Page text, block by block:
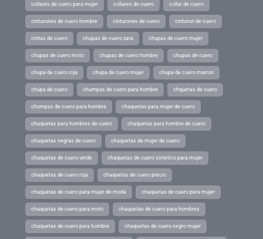
collares de cuero para mujer collares de cuero collar de cuero
cinturones de cuero hombre cinturones de cuero cinturon de cuero
cintas de cuero chupas de cuero zara chupas de cuero mujer
chupas de cuero moto chupas de cuero hombre chupas de cuero
chupa de cuero roja chupa de cuero mujer chupa de cuero marron
chupa de cuero chumpas de cuero para hombre chquetas de cuero
chompas de cuero para hombre chaquetas para mujer de cuero
chaquetas para hombres de cuero chaquetas para hombre de cuero
chaquetas negras de cuero chaquetas de mujer de cuero
chaquetas de cuero verde chaquetas de cuero sintetico para mujer
chaquetas de cuero roja chaquetas de cuero precio
chaquetas de cuero para mujer de moda chaquetas de cuero para mujer
chaquetas de cuero para moto chaquetas de cuero para hombres
chaquetas de cuero para hombre chaquetas de cuero negro mujer